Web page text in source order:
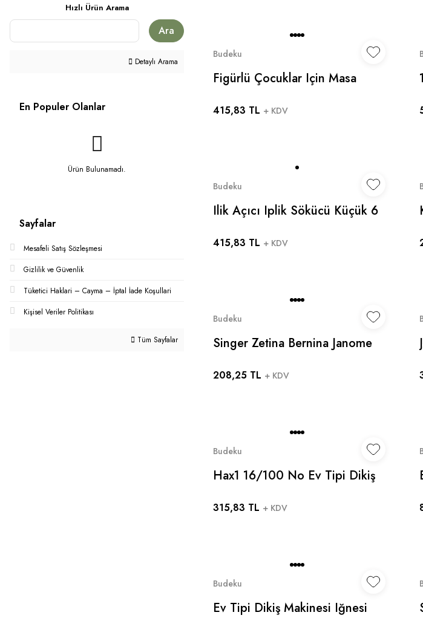
Hızlı Ürün Arama
Ara
Detaylı Arama
En Populer Olanlar
Ürün Bulunamadı.
Sayfalar
Mesafeli Satış Sözleşmesi
Gizlilik ve Güvenlik
Tüketici Haklari – Cayma – İptal İade Koşullari
Kişisel Veriler Politikası
Tüm Sayfalar
Budeku
Figürlü Çocuklar Için Masa
415,83 TL + KDV
Budeku
Ilik Açıcı Iplik Sökücü Küçük 6
415,83 TL + KDV
Budeku
Singer Zetina Bernina Janome
Makine Iğnesi Toplam 30 Adet
208,25 TL + KDV
Budeku
Hax1 16/100 No Ev Tipi Dikiş
Singer Zetina Bernina Janome
315,83 TL + KDV
Budeku
Ev Tipi Dikiş Makinesi Iğnesi